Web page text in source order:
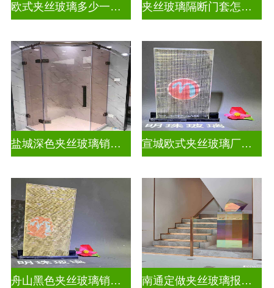
欧式夹丝玻璃多少一平米 夹丝玻璃隔断门套怎么安装
盐城深色夹丝玻璃销售招聘 宣城欧式夹丝玻璃厂家在哪里
舟山黑色夹丝玻璃销售店 南通定做夹丝玻璃报价表